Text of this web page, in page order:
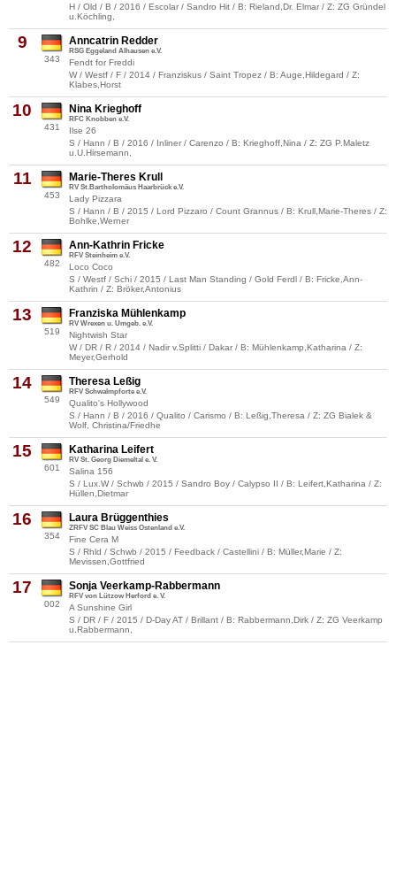
H / Old / B / 2016 / Escolar / Sandro Hit / B: Rieland,Dr. Elmar / Z: ZG Gründel
u.Köchling,
9
343
Anncatrin Redder
RSG Eggeland Alhausen e.V.
Fendt for Freddi
W / Westf / F / 2014 / Franziskus / Saint Tropez / B: Auge,Hildegard / Z:
Klabes,Horst
10
431
Nina Krieghoff
RFC Knobben e.V.
Ilse 26
S / Hann / B / 2016 / Inliner / Carenzo / B: Krieghoff,Nina / Z: ZG P.Maletz
u.U.Hirsemann,
11
453
Marie-Theres Krull
RV St.Bartholomäus Haarbrück e.V.
Lady Pizzara
S / Hann / B / 2015 / Lord Pizzaro / Count Grannus / B: Krull,Marie-Theres / Z:
Bohlke,Werner
12
482
Ann-Kathrin Fricke
RFV Steinheim e.V.
Loco Coco
S / Westf / Schi / 2015 / Last Man Standing / Gold Ferdl / B: Fricke,Ann-
Kathrin / Z: Bröker,Antonius
13
519
Franziska Mühlenkamp
RV Wrexen u. Umgeb. e.V.
Nightwish Star
W / DR / R / 2014 / Nadir v.Splitti / Dakar / B: Mühlenkamp,Katharina / Z:
Meyer,Gerhold
14
549
Theresa Leßig
RFV Schwalmpforte e.V.
Qualito's Hollywood
S / Hann / B / 2016 / Qualito / Carismo / B: Leßig,Theresa / Z: ZG Bialek &
Wolf, Christina/Friedhe
15
601
Katharina Leifert
RV St. Georg Diemeltal e. V.
Salina 156
S / Lux.W / Schwb / 2015 / Sandro Boy / Calypso II / B: Leifert,Katharina / Z:
Hüllen,Dietmar
16
354
Laura Brüggenthies
ZRFV SC Blau Weiss Ostenland e.V.
Fine Cera M
S / Rhld / Schwb / 2015 / Feedback / Castellini / B: Müller,Marie / Z:
Mevissen,Gottfried
17
002
Sonja Veerkamp-Rabbermann
RFV von Lützow Herford e. V.
A Sunshine Girl
S / DR / F / 2015 / D-Day AT / Brillant / B: Rabbermann,Dirk / Z: ZG Veerkamp
u.Rabbermann,